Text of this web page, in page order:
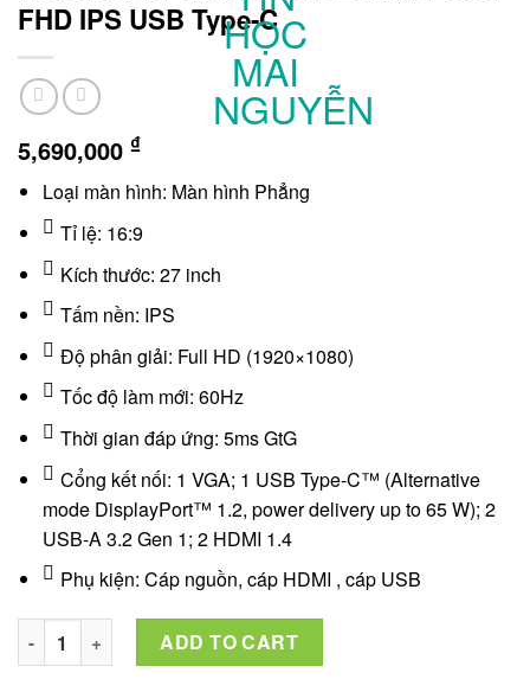
FHD IPS USB Type-C
5,690,000 ₫
Loại màn hình: Màn hình Phẳng
Tỉ lệ: 16:9
Kích thước: 27 inch
Tấm nền: IPS
Độ phân giải: Full HD (1920×1080)
Tốc độ làm mới: 60Hz
Thời gian đáp ứng: 5ms GtG
Cổng kết nối: 1 VGA; 1 USB Type-C™ (Alternative
mode DisplayPort™ 1.2, power delivery up to 65 W); 2
USB-A 3.2 Gen 1; 2 HDMI 1.4
Phụ kiện: Cáp nguồn, cáp HDMI , cáp USB
Màn hình HP M27FD (2H3Z1AA)27 inch FHD IPS USB Type-C
ADD TO CART